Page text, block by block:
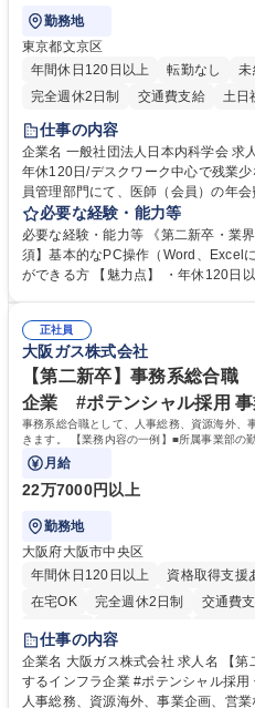
勤務地
東京都文京区
年間休日120日以上
転勤なし 未
完全週休2日制
交通費支給 土日
仕事の内容
企業名 一般社団法人日本内科学会 求人名 第二新卒歓迎！【正社員事務】
年休120日/デスクワーク中心で残業少なめ 仕事の内容 日本内科
員管理部門にて、医師（会員）の年
テム入力、電話・FAX対応をお任せし
営事務局業務などにも幅広く携わっていただきます
入力業務】 ・医師（会員）の住所変
・年会費の徴収管理や入金データの照
年休120日/デスクワーク中心で残業少
必要な経験・能力等
必要な経験・能力等 《第二新卒・業
須】基本的なPC操作（Word、Excel
ができる方 【魅力点】 ・年休120日以上に加え、9時～17時の「実働7時
整、資料作成、当日の運営サポート 学歴・資格 学歴：大学院 大学 語学
力： 資格：
正社員
大阪ガス株式会社
【第二新卒】事務系総合
企業 #ポテンシャル採用 事
事務系総合職として、人事総務、資源海外、
きます。 【業務内容の一例】■所属事業部の
門の企画スタッフ、ルート営業
月給
22万7000円以上
勤務地
大阪府大阪市中央区
年間休日120日以上
資格取得支援
在宅OK
完全週休2日制 交通費
服装自由
第二新卒歓迎
仕事の内容
企業名 大阪ガス株式会社 求人名 【第二新卒】事務系総合職 #関西を代表
するインフラ企業 #ポテンシャル採用 仕事の内容 事務系総合職として、
人事総務、資源海外、事業企画、営